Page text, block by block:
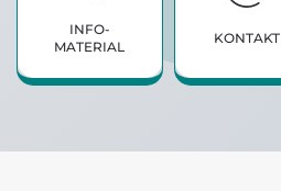
INFO­
MATERIAL
KONTAKT